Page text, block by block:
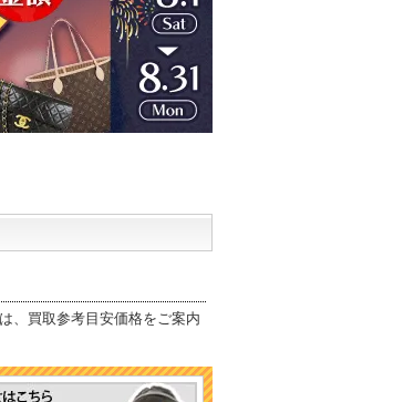
、買取参考目安価格をご案内